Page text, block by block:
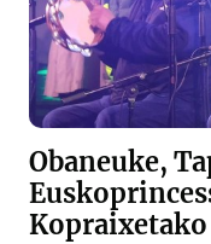
Obaneuke,